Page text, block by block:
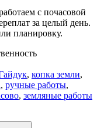
с почасовой
за целый день.
планировку.
, копка земли,
, ручные работы,
, земляные работы